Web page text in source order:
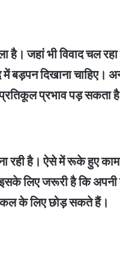
है। जहां भी विवाद चल
बड़पन दिखाना
प्रतिकूल प्रभाव पड़
रही है। ऐसे में रूके हुए
लिए जरूरी है कि
के लिए छोड़ सकते हैं।